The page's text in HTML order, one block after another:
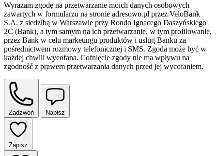
Wyrażam zgodę na przetwarzanie moich danych osobowych
zawartych w formularzu na stronie adresowo.pl przez VeloBank
S.A. z siedzibą w Warszawie przy Rondo Ignacego Daszyńskiego
2C (Bank), a tym samym na ich przetwarzanie, w tym profilowanie,
przez Bank w celu marketingu produktów i usług Banku za
pośrednictwem rozmowy telefonicznej i SMS. Zgoda może być w
każdej chwili wycofana. Cofnięcie zgody nie ma wpływu na
zgodność z prawem przetwarzania danych przed jej wycofaniem.
Zadzwoń Napisz
Zapisz